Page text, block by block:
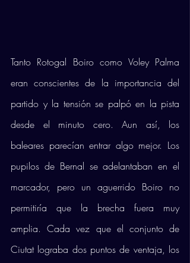
Tanto Rotogal Boiro como Voley Palma
eran conscientes de la importancia del
partido y la tensión se palpó en la pista
desde el minuto cero. Aun así, los
baleares parecían entrar algo mejor. Los
pupilos de Bernal se adelantaban en el
marcador, pero un aguerrido Boiro no
permitiría que la brecha fuera muy
amplia. Cada vez que el conjunto de
Ciutat lograba dos puntos de ventaja, los